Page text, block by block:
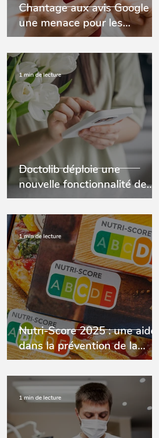
Chantage aux avis Google ;
une menace pour les
professionnels du monde
dentaire
Doctolib déploie une
nouvelle fonctionnalité de
rappels
1 min de lecture
Nutri-Score 2025 : une aide
dans la prévention de la
santé bucco-dentaire
1 min de lecture
1 min de lecture